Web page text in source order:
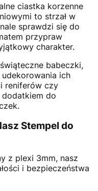
ciastka korzenne
to strzał w
sprawdzi się do
przypraw
charakter.
babeczki,
ich
reniferów czy
dodatkiem do
Stempel do
z plexi 3mm, nasz
i bezpieczeństwa